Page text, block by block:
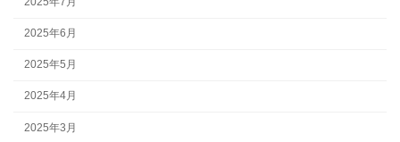
2025年6月
2025年5月
2025年4月
2025年3月